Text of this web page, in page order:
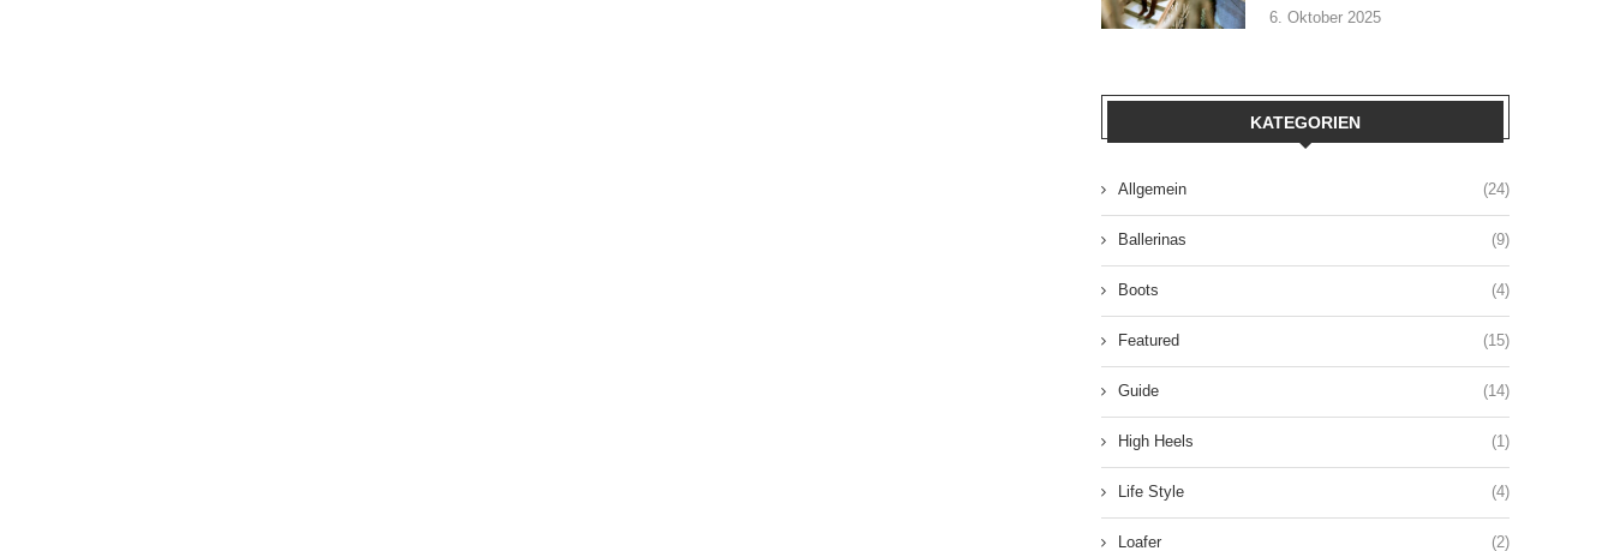
6. Oktober 2025
KATEGORIEN
Allgemein (24)
Ballerinas (9)
Boots (4)
Featured (15)
Guide (14)
High Heels (1)
Life Style (4)
Loafer (2)